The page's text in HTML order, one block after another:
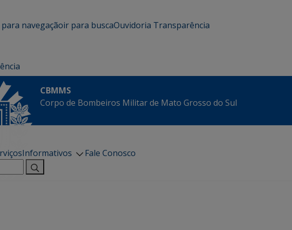
navegaçãoir para buscaOuvidoria Transparência
CBMMS
Corpo de Bombeiros Militar de Mato Grosso do Sul
Informativos
Fale Conosco